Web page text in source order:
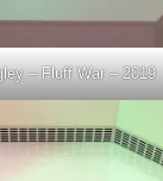
– Fluff War – 2019